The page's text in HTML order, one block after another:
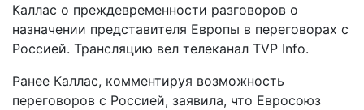
Каллас о преждевременности разговоров о
назначении представителя Европы в переговорах с
Россией. Трансляцию вел телеканал TVP Info.
Ранее Каллас, комментируя возможность
переговоров с Россией, заявила, что Евросоюз